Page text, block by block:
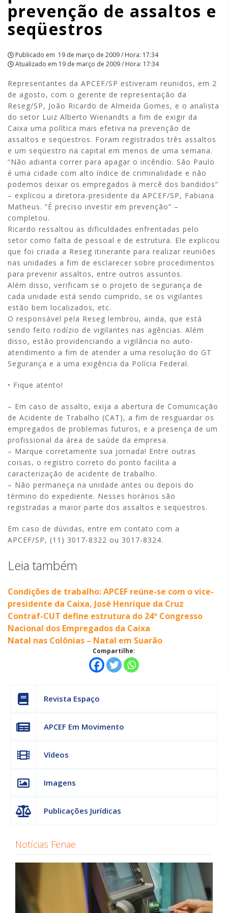
prevenção de assaltos e
seqüestros
Publicado em 19 de março de 2009 / Hora: 17:34
Atualizado em 19 de março de 2009 / Hora: 17:34
Representantes da APCEF/SP estiveram reunidos, em 2
de agosto, com o gerente de representação da
Reseg/SP, João Ricardo de Almeida Gomes, e o analista
do setor Luiz Alberto Wienandts a fim de exigir da
Caixa uma política mais efetiva na prevenção de
assaltos e seqüestros. Foram registrados três assaltos
e um seqüestro na capital em menos de uma semana.
“Não adianta correr para apagar o incêndio. São Paulo
é uma cidade com alto índice de criminalidade e não
podemos deixar os empregados à mercê dos bandidos”
– explicou a diretora-presidente da APCEF/SP, Fabiana
Matheus. “É preciso investir em prevenção” –
completou.
Ricardo ressaltou as dificuldades enfrentadas pelo
setor como falta de pessoal e de estrutura. Ele explicou
que foi criada a Reseg itinerante para realizar reuniões
nas unidades a fim de esclarecer sobre procedimentos
para prevenir assaltos, entre outros assuntos.
Além disso, verificam se o projeto de segurança de
cada unidade está sendo cumprido, se os vigilantes
estão bem localizados, etc.
O responsável pela Reseg lembrou, ainda, que está
sendo feito rodízio de vigilantes nas agências. Além
disso, estão providenciando a vigilância no auto-
atendimento a fim de atender a uma resolução do GT
Segurança e a uma exigência da Polícia Federal.
• Fique atento!
– Em caso de assalto, exija a abertura de Comunicação
de Acidente de Trabalho (CAT), a fim de resguardar os
empregados de problemas futuros, e a presença de um
profissional da área de saúde da empresa.
– Marque corretamente sua jornada! Entre outras
coisas, o registro correto do ponto facilita a
caracterização de acidente de trabalho.
– Não permaneça na unidade antes ou depois do
término do expediente. Nesses horários são
registradas a maior parte dos assaltos e seqüestros.
Em caso de dúvidas, entre em contato com a
APCEF/SP, (11) 3017-8322 ou 3017-8324.
Leia também
Condições de trabalho: APCEF reúne-se com o vice-
presidente da Caixa, José Henrique da Cruz
Contraf-CUT define estrutura do 24º Congresso
Nacional dos Empregados da Caixa
Natal nas Colônias – Natal em Suarão
Compartilhe:
Revista Espaço
APCEF Em Movimento
Vídeos
Imagens
Publicações Jurídicas
Notícias Fenae